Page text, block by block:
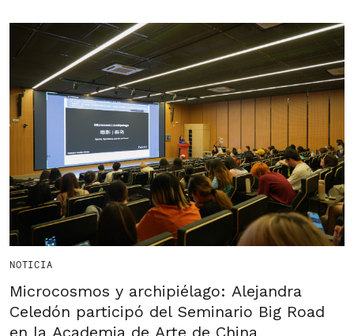
NOTICIA
Microcosmos y archipiélago: Alejandra
Celedón participó del Seminario Big Road
en la Academia de Arte de China